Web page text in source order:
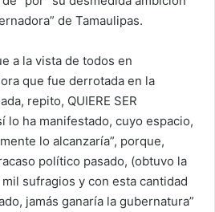
de Tamaulipas.
a la vista de todos en
que fue derrotada en la
repito, QUIERE SER
lo ha manifestado, cuyo espacio,
lo alcanzaría”, porque,
político pasado, (obtuvo la
sufragios y con esta cantidad
jamás ganaría la gubernatura”